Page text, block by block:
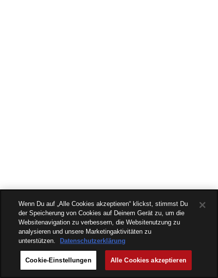
Wenn Du auf „Alle Cookies akzeptieren“ klickst, stimmst Du
der Speicherung von Cookies auf Deinem Gerät zu, um die
Websitenavigation zu verbessern, die Websitenutzung zu
analysieren und unsere Marketingaktivitäten zu
unterstützen.
Datenschutzerklärung
Cookie-Einstellungen Alle Cookies akzeptieren